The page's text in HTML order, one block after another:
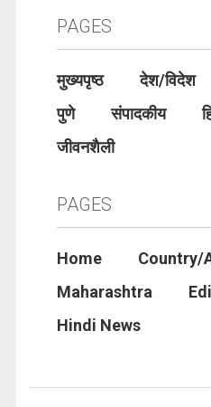
PAGES
मुख्यपृष्ठ देश/विदेश
पुणे
संपादकीय
जीवनशैली
PAGES
Home
Country/
Maharashtra
Hindi News